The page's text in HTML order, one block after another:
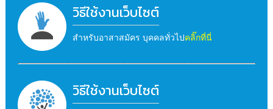
วิธีใช้งานเว็บไซต์
สำหรับอาสาสมัคร บุคคลทั่วไปคลิ๊กที่นี่
วิธีใช้งานเว็บไซต์